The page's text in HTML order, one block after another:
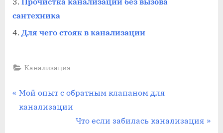
сантехника
Для чего стояк в канализации
Канализация
Навигация
П
р
Мой опыт с обратным клапаном для
канализации
С
Что если забилась канализация